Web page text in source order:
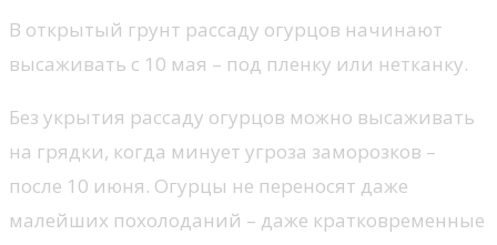
В открытый грунт рассаду огурцов начинают
высаживать с 10 мая – под пленку или нетканку.
Без укрытия рассаду огурцов можно высаживать
на грядки, когда минует угроза заморозков –
после 10 июня. Огурцы не переносят даже
малейших похолоданий – даже кратковременные